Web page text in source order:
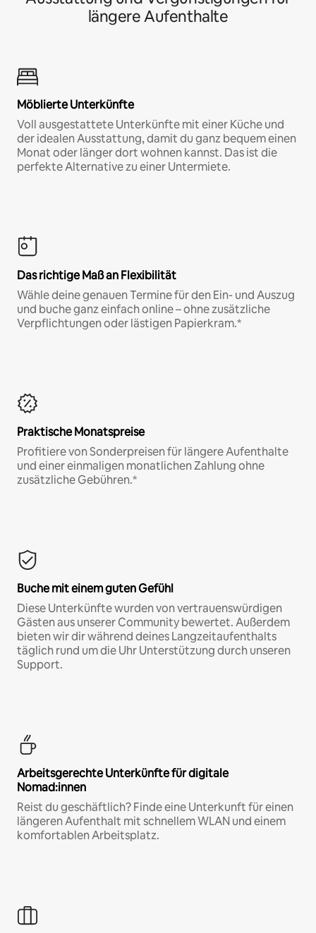
längere Aufenthalte
Möblierte Unterkünfte
Voll ausgestattete Unterkünfte mit einer Küche und
der idealen Ausstattung, damit du ganz bequem einen
Monat oder länger dort wohnen kannst. Das ist die
perfekte Alternative zu einer Untermiete.
Das richtige Maß an Flexibilität
Wähle deine genauen Termine für den Ein- und Auszug
und buche ganz einfach online – ohne zusätzliche
Verpflichtungen oder lästigen Papierkram.*
Praktische Monatspreise
Profitiere von Sonderpreisen für längere Aufenthalte
und einer einmaligen monatlichen Zahlung ohne
zusätzliche Gebühren.*
Buche mit einem guten Gefühl
Diese Unterkünfte wurden von vertrauenswürdigen
Gästen aus unserer Community bewertet. Außerdem
bieten wir dir während deines Langzeitaufenthalts
täglich rund um die Uhr Unterstützung durch unseren
Support.
Arbeitsgerechte Unterkünfte für digitale
Nomad:innen
Reist du geschäftlich? Finde eine Unterkunft für einen
längeren Aufenthalt mit schnellem WLAN und einem
komfortablen Arbeitsplatz.